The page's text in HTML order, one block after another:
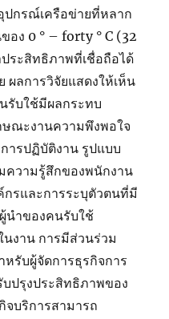
ปกรณ์เครือข่ายที่หลาก
ง 0 ° – forty ° C (32
ระสิทธิภาพที่เชื่อถือได้
ลการวิจัยแสดงให้เห็น
รับใช้มีผลกระทบ
ณะงานความพึงพอใจ
ารปฏิบัติงาน รูปแบบ
ความรู้สึกของพนักงาน
กรและการระบุตัวตนที่มี
นำของคนรับใช้
งาน การมีส่วนร่วม
รับผู้จัดการธุรกิจการ
ปรุงประสิทธิภาพของ
จบริการสามารถ